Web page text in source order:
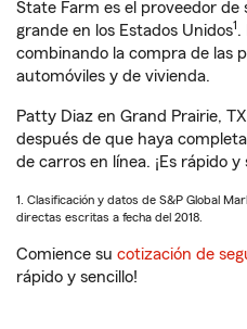
State Farm es el proveedor de
grande en los Estados Unidos1.
combinando la compra de las
automóviles y de vivienda.
Patty Diaz en Grand Prairie,
después de que haya
de carros en línea. ¡Es rápido y
1. Clasificación y datos de S&P Global
directas escritas a fecha del 2018.
Comience su cotización de
rápido y sencillo!